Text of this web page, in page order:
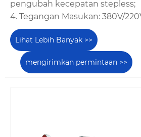
pengubah kecepatan stepless;
4. Tegangan Masukan: 380V/
Lihat Lebih Banyak >>
mengirimkan permintaan >>